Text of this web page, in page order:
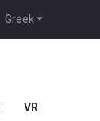
Greek
VR